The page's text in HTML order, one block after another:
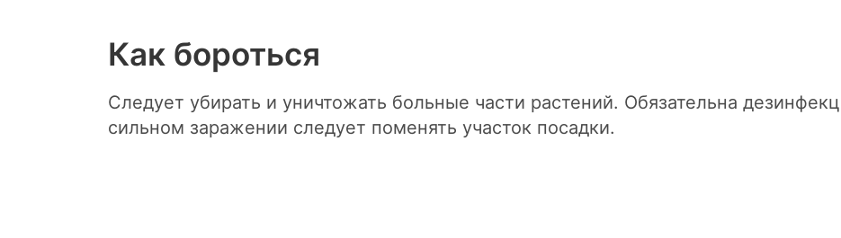
Как бороться
Следует убирать и уничтожать больные части растений. Обязательна
сильном заражении следует поменять участок посадки.